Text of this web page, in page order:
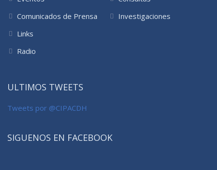
Comunicados de Prensa
Links
Radio
Investigaciones
ULTIMOS TWEETS
Tweets por @CIPACDH
SIGUENOS EN FACEBOOK